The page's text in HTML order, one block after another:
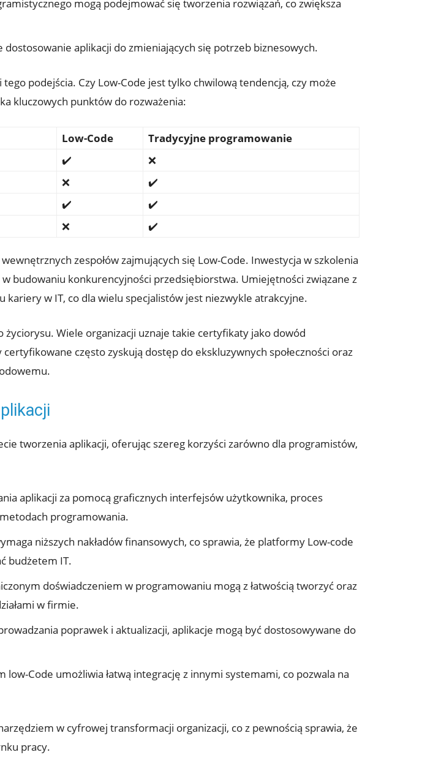
mogą podejmować się tworzenia rozwiązań, co zwiększa
dostosowanie aplikacji do zmieniających się potrzeb biznesowych.
podejścia. Czy Low-Code jest tylko chwilową tendencją, czy może
kluczowych punktów do rozważenia:
Low-Code
Tradycyjne programowanie
✔️
❌
❌
✔️
✔️
✔️
❌ ✔️
zespołów zajmujących się Low-Code. Inwestycja w szkolenia
budowaniu konkurencyjności przedsiębiorstwa. Umiejętności związane z
w IT, co dla wielu specjalistów jest niezwykle atrakcyjne.
Wiele organizacji uznaje takie certyfikaty jako dowód
często zyskują dostęp do ekskluzywnych społeczności oraz
tworzenia aplikacji, oferując szereg korzyści zarówno dla programistów,
aplikacji za pomocą graficznych interfejsów użytkownika, proces
programowania.
niższych nakładów finansowych, co sprawia, że platformy Low-code
budżetem IT.
doświadczeniem w programowaniu mogą z łatwością tworzyć oraz
w firmie.
poprawek i aktualizacji, aplikacje mogą być dostosowywane do
low-Code umożliwia łatwą integrację z innymi systemami, co pozwala na
w cyfrowej transformacji organizacji, co z pewnością sprawia, że
pracy.